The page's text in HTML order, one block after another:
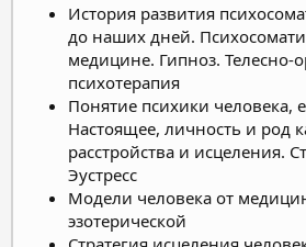
История развития
до наших дней.
медицине. Гипноз. Телесно-
психотерапия
Понятие психики человека,
Настоящее, личность и род
расстройства и исцеления.
Эустресс
Модели человека от
эзотерической